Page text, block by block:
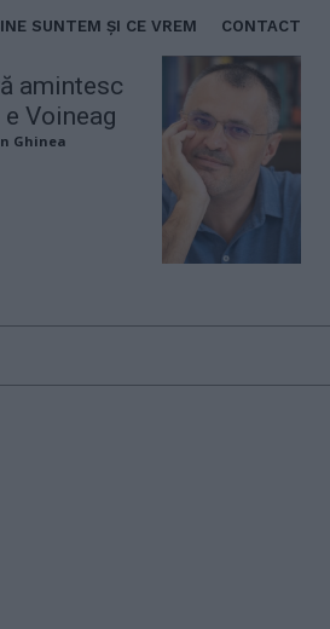
SUNTEM ȘI CE VREM CONTACT
amintesc
Voineag
Ghinea